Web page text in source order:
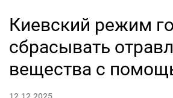
Киевский режим
сбрасывать
вещества с